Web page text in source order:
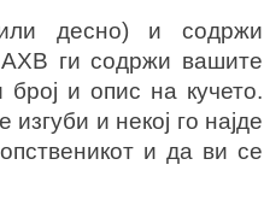
десно) и содржи
АХВ ги содржи вашите
и опис на кучето.
и некој го најде
и да ви се